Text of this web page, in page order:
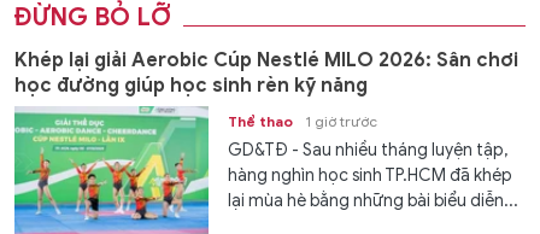
ĐỪNG BỎ LỠ
Khép lại giải Aerobic Cúp Nestlé MILO 2026: Sân chơi
học đường giúp học sinh rèn kỹ năng
Thể thao 1 giờ trước
GD&TĐ - Sau nhiều tháng luyện tập,
hàng nghìn học sinh TP.HCM đã khép
lại mùa hè bằng những bài biểu diễn...